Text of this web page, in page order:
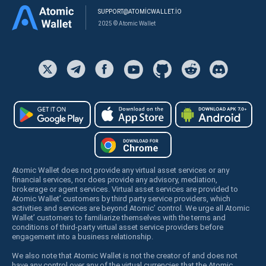
SUPPORT@ATOMICWALLET.IO
2025 © Atomic Wallet
Atomic Wallet does not provide any virtual asset services or any
financial services, nor does provide any advisory, mediation,
brokerage or agent services. Virtual asset services are provided to
Atomic Wallet’ customers by third party service providers, which
activities and services are beyond Atomic’ control. We urge all Atomic
Wallet’ customers to familiarize themselves with the terms and
conditions of third-party virtual asset service providers before
engagement into a business relationship.
We also note that Atomic Wallet is not the creator of and does not